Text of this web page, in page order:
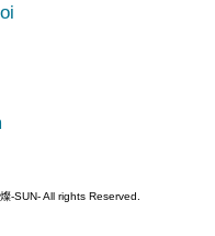
-SUN- All rights Reserved.